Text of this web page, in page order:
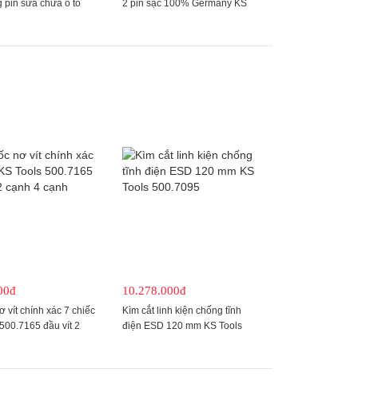
pin sữa chữa ô tô
2 pin sạc 100% Germany KS
vít chính xác 7 chiếc
đầu vít 2
10.278.000đ
Kìm cắt linh kiện chống tĩnh
điện ESD 120 mm KS Tools